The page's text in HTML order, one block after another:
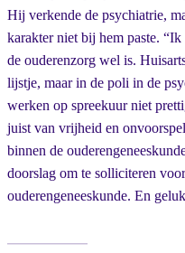
Hij verkende de psychiatrie,
karakter niet bij hem paste.
de ouderenzorg wel is.
lijstje, maar in de poli in de
werken op spreekuur niet
juist van vrijheid en
binnen de
doorslag om te solliciteren
ouderengeneeskunde. En